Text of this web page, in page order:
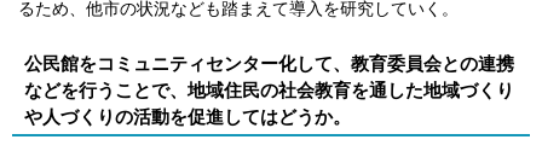
るため、他市の状況なども踏まえて導入を研究していく。
公民館をコミュニティセンター化して、教育委員会との連携
などを行うことで、地域住民の社会教育を通した地域づくり
や人づくりの活動を促進してはどうか。